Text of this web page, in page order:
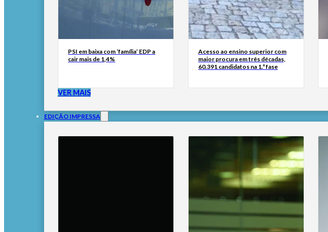
PSI em baixa com ‘família’ EDP a
cair mais de 1,4%
Acesso ao ensino superior com
maior procura em três décadas,
60.391 candidatos na 1.ª fase
VER MAIS
EDIÇÃO IMPRESSA